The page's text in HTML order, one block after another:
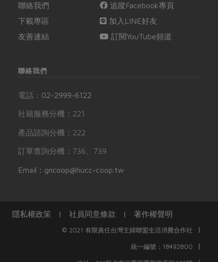
聯絡我們
下載專區
友善連結
追蹤Facebook專頁
加入LINE好友
訂閱YouTube頻道
聯絡我們
電話： 02-2999-6122
社籍服務分機：221
產品諮詢分機：222
訂單查詢分機：736、739
Email：gncoop@hucc-coop.tw
隱私權政策 | 社員同意條款 | 著作權聲明
© 2021 有限責任台灣主婦聯盟生活消費合作社 |
統一編號：18492800 |